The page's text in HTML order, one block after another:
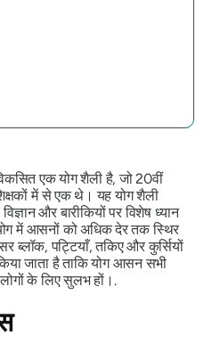
एक योग शैली है, जो 20वीं
में से एक थे। यह योग शैली
और बारीकियों पर विशेष ध्यान
में आसनों को अधिक देर तक स्थिर
ब्लॉक, पट्टियाँ, तकिए और कुर्सियों
जाता है ताकि योग आसन सभी
के लिए सुलभ हों।.